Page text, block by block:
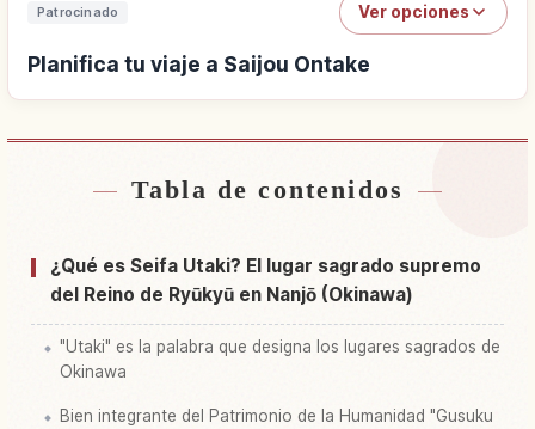
Patrocinado Ver opciones
Planifica tu viaje a Saijou Ontake
Buscar alojamiento cerca de Saijou Ontake
Buscar experiencias en Saijou Ontake↗
Tabla de contenidos
¿Qué es Seifa Utaki? El lugar sagrado supremo
del Reino de Ryūkyū en Nanjō (Okinawa)
"Utaki" es la palabra que designa los lugares sagrados de
Okinawa
Bien integrante del Patrimonio de la Humanidad "Gusuku